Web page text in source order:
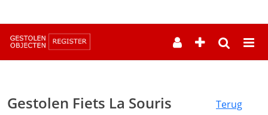
Gestolen Fiets La Souris Terug